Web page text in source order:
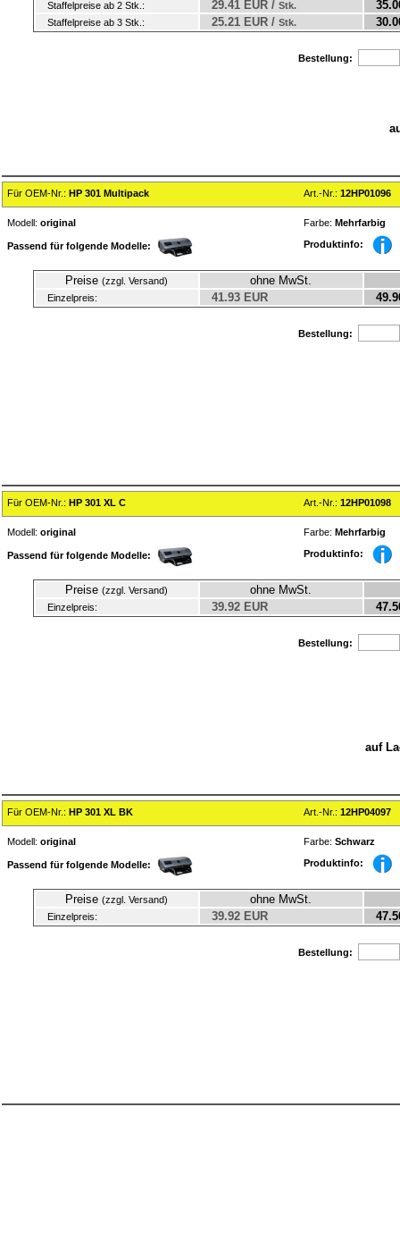
Staffelpreise ab 2 Stk.: 29.41 EUR / Stk.
Staffelpreise ab 3 Stk.: 25.21 EUR / Stk.
Bestellung:
Für OEM-Nr.: HP 301 Multipack Art.-Nr.: 12HP01096
Modell: original Farbe: Mehrfarbig
Passend für folgende Modelle: Produktinfo:
Preise (zzgl. Versand) ohne MwSt.
Einzelpreis: 41.93 EUR
Bestellung:
Für OEM-Nr.: HP 301 XL C Art.-Nr.: 12HP01098
Modell: original Farbe: Mehrfarbig
Passend für folgende Modelle: Produktinfo:
Preise (zzgl. Versand) ohne MwSt.
Einzelpreis: 39.92 EUR
Bestellung:
auf
Für OEM-Nr.: HP 301 XL BK Art.-Nr.: 12HP04097
Modell: original Farbe: Schwarz
Passend für folgende Modelle: Produktinfo:
Preise (zzgl. Versand) ohne MwSt.
Einzelpreis: 39.92 EUR
Bestellung: